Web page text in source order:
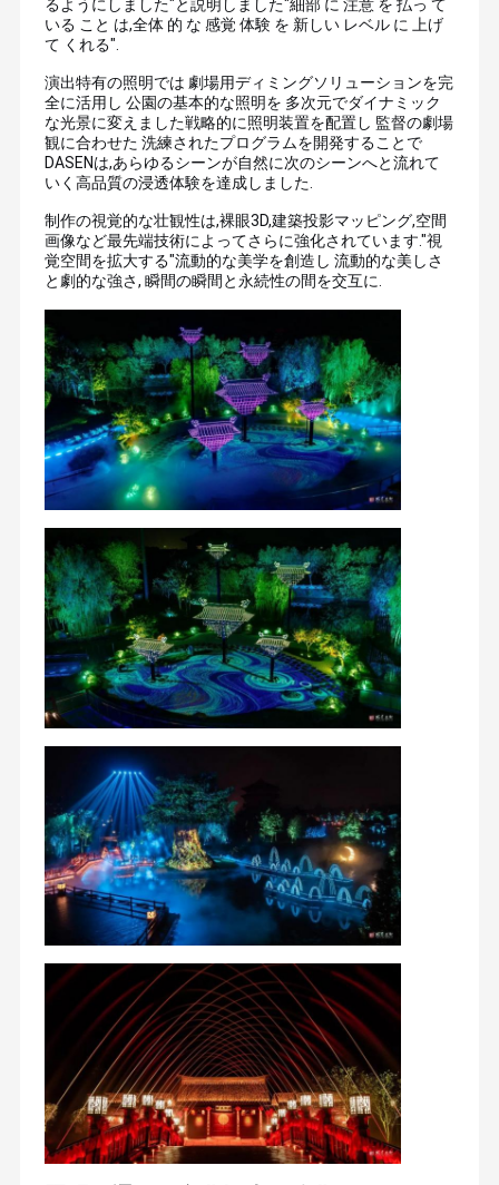
なさい
なさい
VR
LEDの段階ライト
段階LEDの効果ライト
LEDの標準はライトを上演できます
屋外のGoboプロジェクター
屋外LEDの景色の洪水ライト
LEDの景色のスポットライト
外的な壁の洗濯機ライト
LEDの段階のライト バー
LEDの建築照明
LEDの段階の洪水ライト
LEDのビーム移動ヘッド ライト
電池式LEDの段階ライト
DMXの制御システム
るようにしました"と説明しました"細部 に 注意 を 払っ て
いる こと は,全体 的 な 感覚 体験 を 新しい レベル に 上げ
て くれる"
演出特有の照明では 劇場用ディミングソリューションを完
全に活用し 公園の基本的な照明を 多次元でダイナミック
な光景に変えました戦略的に照明装置を配置し 監督の劇場
観に合わせた 洗練されたプログラムを開発することで
DASENは,あらゆるシーンが自然に次のシーンへと流れて
いく高品質の浸透体験を達成しました
制作の視覚的な壮観性は,裸眼3D,建築投影マッピング,空間
画像など最先端技術によってさらに強化されています."視
覚空間を拡大する"流動的な美学を創造し 流動的な美しさ
と劇的な強さ, 瞬間の瞬間と永続性の間を交互に
と品質検査機器を 10百万以上RMBの価値があります.
知的財産に大きな重要性を付与し,LED照明の400以上の
特許を保有しています.芸術文化のアイデアLEDステージ
照明,景観照明,ホログラフィック投影,など. 我々は,品質の
製品,注意深いサービスを提供,優れたブランド体験を多く
の顧客に例えば ロンドンオリンピック,ブラジルワールド
カップ,日本富士テレビ,メルセデス-AMG,湖北テレビなど
人材が企業の主要な資産であると信じ,私たちは定期的に
異なる才能のためのより良い開発プラットフォームとア
ドバケーションの機会を提供します.経営やコンサルティ
ング会社と協働し 企業文化設計やチーム管理の改善責任
感,感謝感,忠誠感を私たちの価値観として信じ,私たちは社
会的責任を強調し,誠実さを堅持し,顧客,従業員,社会に報
いるために品質とサービスに焦点を当てています.
市場競争はチーム間の競争だと常に信じています.我々は
3つの核心競争力を継続的に強化します. 戦闘効果,凝結,学
習能力.
未来にも ダセン・ライトリングはLED照明に 焦点を当て
て 明るくてカラフルなLED照明の世界を 創り出します世
界に"中国で作られた"のイメージを広め,人間の環境保護
に尽力する.